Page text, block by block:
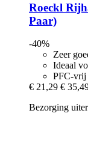
Roeckl
Paar)
-40%
Zeer
Ideaal
PFC-vrij
€ 21,29 €
Bezorging